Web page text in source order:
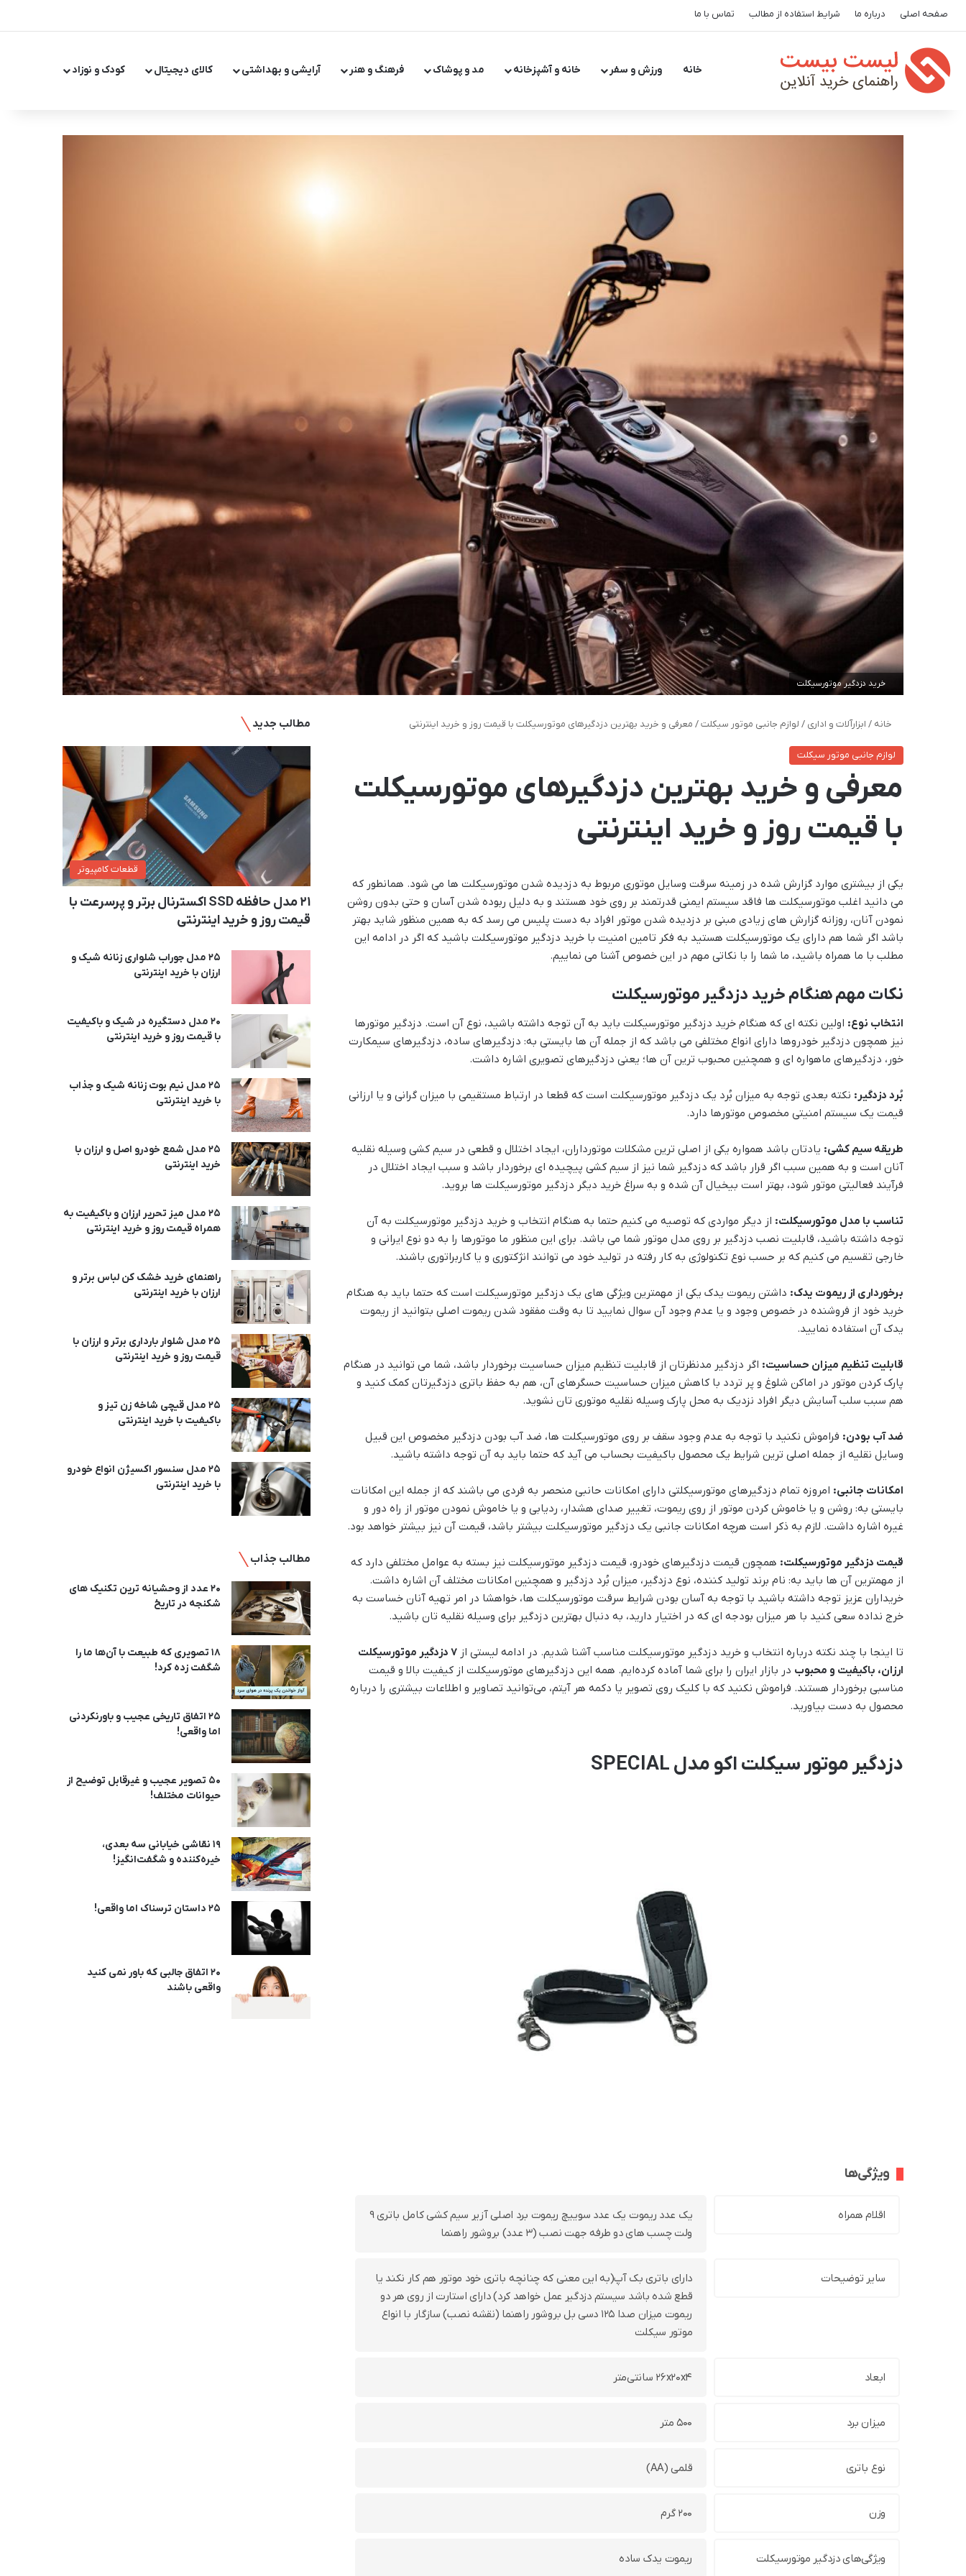
صفحه اصلی درباره ما شرایط استفاده از مطالب تماس با ما
خانه ورزش و سفر خانه و آشپزخانه مد و پوشاک فرهنگ و هنر آرایشی و بهداشتی کالای دیجیتال کودک و نوزاد
خرید دزدگیر موتورسیکلت
خانه / ابزارآلات و اداری / لوازم جانبی موتور سیکلت/ معرفی و خرید بهترین دزدگیرهای موتورسیکلت با قیمت روز و خرید اینترنتی
لوازم جانبی موتور سیکلت
معرفی و خرید بهترین دزدگیرهای موتورسیکلت
با قیمت روز و خرید اینترنتی
یکی از بیشتری موارد گزارش شده در زمینه سرقت وسایل موتوری مربوط به دزدیده شدن موتورسیکلت ها می شود. همانطور که
می دانید اغلب موتورسیکلت ها فاقد سیستم ایمنی قدرتمند بر روی خود هستند و به دلیل ربوده شدن آسان و حتی بدون روشن
نمودن آنان، روزانه گزارش های زیادی مبنی بر دزدیده شدن موتور افراد به دست پلیس می رسد که به همین منظور شاید بهتر
باشد اگر شما هم دارای یک موتورسیکلت هستید به فکر تامین امنیت با خرید دزدگیر موتورسیکلت باشید که اگر در ادامه این
مطلب با ما همراه باشید، ما شما را با نکاتی مهم در این خصوص آشنا می نماییم.
نکات مهم هنگام خرید دزدگیر موتورسیکلت
انتخاب نوع: اولین نکته ای که هنگام خرید دزدگیر موتورسیکلت باید به آن توجه داشته باشید، نوع آن است. دزدگیر موتورها
نیز همچون دزدگیر خودروها دارای انواع مختلفی می باشد که از جمله آن ها بایستی به: دزدگیرهای ساده، دزدگیرهای سیمکارت
خور، دزدگیرهای ماهواره ای و همچنین محبوب ترین آن ها؛ یعنی دزدگیرهای تصویری اشاره داشت.
بُرد دزدگیر: نکته بعدی توجه به میزان بُرد یک دزدگیر موتورسیکلت است که قطعا در ارتباط مستقیمی با میزان گرانی و یا ارزانی
قیمت یک سیستم امنیتی مخصوص موتورها دارد.
طریقه سیم کشی: یادتان باشد همواره یکی از اصلی ترین مشکلات موتورداران، ایجاد اختلال و قطعی در سیم کشی وسیله نقلیه
آنان است و به همین سبب اگر قرار باشد که دزدگیر شما نیز از سیم کشی پیچیده ای برخوردار باشد و سبب ایجاد اختلال در
فرآیند فعالیتی موتور شود، بهتر است بیخیال آن شده و به سراغ خرید دیگر دزدگیر موتورسیکلت ها بروید.
تناسب با مدل موتورسیکلت: از دیگر مواردی که توصیه می کنیم حتما به هنگام انتخاب و خرید دزدگیر موتورسیکلت به آن
توجه داشته باشید، قابلیت نصب دزدگیر بر روی مدل موتور شما می باشد. برای این منظور ما موتورها را به دو نوع ایرانی و
خارجی تقسیم می کنیم که بر حسب نوع تکنولوژی به کار رفته در تولید خود می توانند انژکتوری و یا کاربراتوری باشند.
برخورداری از ریموت یدک: داشتن ریموت یدک یکی از مهمترین ویژگی های یک دزدگیر موتورسیکلت است که حتما باید به هنگام
خرید خود از فروشنده در خصوص وجود و یا عدم وجود آن سوال نمایید تا به وقت مفقود شدن ریموت اصلی بتوانید از ریموت
یدک آن استفاده نمایید.
قابلیت تنظیم میزان حساسیت: اگر دزدگیر مدنظرتان از قابلیت تنظیم میزان حساسیت برخوردار باشد، شما می توانید در هنگام
پارک کردن موتور در اماکن شلوغ و پر تردد با کاهش میزان حساسیت حسگرهای آن، هم به حفظ باتری دزدگیرتان کمک کنید و
هم سبب سلب آسایش دیگر افراد نزدیک به محل پارک وسیله نقلیه موتوری تان نشوید.
ضد آب بودن: فراموش نکنید با توجه به عدم وجود سقف بر روی موتورسیکلت ها، ضد آب بودن دزدگیر مخصوص این قبیل
وسایل نقلیه از جمله اصلی ترین شرایط یک محصول باکیفیت بحساب می آید که حتما باید به آن توجه داشته باشید.
امکانات جانبی: امروزه تمام دزدگیرهای موتورسیکلتی دارای امکانات حانبی منحصر به فردی می باشند که از جمله این امکانات
بایستی به: روشن و یا خاموش کردن موتور از روی ریموت، تغییر صدای هشدار، ردیابی و یا خاموش نمودن موتور از راه دور و
غیره اشاره داشت. لازم به ذکر است هرچه امکانات جانبی یک دزدگیر موتورسیکلت بیشتر باشد، قیمت آن نیز بیشتر خواهد بود.
قیمت دزدگیر موتورسیکلت: همچون قیمت دزدگیرهای خودرو، قیمت دزدگیر موتورسیکلت نیز بسته به عوامل مختلفی دارد که
از مهمترین آن ها باید به: نام برند تولید کننده، نوع دزدگیر، میزان بُرد دزدگیر و همچنین امکانات مختلف آن اشاره داشت.
خریداران عزیز توجه داشته باشید با توجه به آسان بودن شرایط سرقت موتورسیکلت ها، خواهشا در امر تهیه آنان خساست به
خرج نداده سعی کنید با هر میزان بودجه ای که در اختیار دارید، به دنبال بهترین دزدگیر برای وسیله نقلیه تان باشید.
تا اینجا با چند نکته درباره انتخاب و خرید دزدگیر موتورسیکلت مناسب آشنا شدیم. در ادامه لیستی از
7 دزدگیر موتورسیکلت
ارزان، باکیفیت و محبوب در بازار ایران را برای شما آماده کرده‌ایم. همه این دزدگیرهای موتورسیکلت از کیفیت بالا و قیمت
مناسبی برخوردار هستند. فراموش نکنید که با کلیک روی تصویر یا دکمه هر آیتم، می‌توانید تصاویر و اطلاعات بیشتری را درباره
محصول به دست بیاورید.
دزدگیر موتور سیکلت اکو مدل SPECIAL
ویژگی‌ها
اقلام همراه
یک عدد ریموت یک عدد سوییچ ریموت برد اصلی آزیر سیم کشی کامل باتری 9
ولت چسب های دو طرفه جهت نصب (3 عدد) بروشور راهنما
سایر توضیحات
دارای باتری بک آپ(به این معنی که چنانچه باتری خود موتور هم کار نکند یا
قطع شده باشد سیستم دزدگیر عمل خواهد کرد) دارای استارت از روی هر دو
ریموت میزان صدا 125 دسی بل بروشور راهنما (نقشه نصب) سازگار با انواع
موتور سیکلت
ابعاد 26x20x4 سانتی‌متر
میزان برد 500 متر
نوع باتری قلمی (AA)
وزن 200 گرم
ویژگی‌های دزدگیر موتورسیکلت ریموت یدک ساده
مطالب جدید
قطعات کامپیوتر
21 مدل حافظه SSD اکسترنال برتر و پرسرعت با
قیمت روز و خرید اینترنتی
25 مدل جوراب شلواری زنانه شیک و
ارزان با خرید اینترنتی
20 مدل دستگیره در شیک و باکیفیت
با قیمت روز و خرید اینترنتی
25 مدل نیم بوت زنانه شیک و جذاب
با خرید اینترنتی
25 مدل شمع خودرو اصل و ارزان با
خرید اینترنتی
25 مدل میز تحریر ارزان و باکیفیت به
همراه قیمت روز و خرید اینترنتی
راهنمای خرید خشک کن لباس برتر و
ارزان با خرید اینترنتی
25 مدل شلوار بارداری برتر و ارزان با
قیمت روز و خرید اینترنتی
25 مدل قیچی شاخه زن تیز و
باکیفیت با خرید اینترنتی
25 مدل سنسور اکسیژن انواع خودرو
با خرید اینترنتی
مطالب جذاب
20 عدد از وحشیانه ترین تکنیک های
شکنجه در تاریخ
18 تصویری که طبیعت با آن‌ها ما را
شگفت زده کرد!
25 اتفاق تاریخی عجیب و باورنکردنی
اما واقعی!
50 تصویر عجیب و غیرقابل توضیح از
حیوانات مختلف!
19 نقاشی خیابانی سه بعدی،
خیره‌کننده و شگفت‌انگیز!
25 داستان ترسناک اما واقعی!
20 اتفاق جالبی که باور نمی کنید
واقعی باشند